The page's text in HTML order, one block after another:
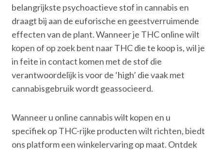
belangrijkste psychoactieve stof in cannabis en
draagt bij aan de euforische en geestverruimende
effecten van de plant. Wanneer je THC online wilt
kopen of op zoek bent naar THC die te koop is, wil je
in feite in contact komen met de stof die
verantwoordelijk is voor de ‘high’ die vaak met
cannabisgebruik wordt geassocieerd.
Wanneer u online cannabis wilt kopen en u
specifiek op THC-rijke producten wilt richten, biedt
ons platform een winkelervaring op maat. Ontdek